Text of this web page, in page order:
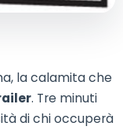
la calamita che
. Tre minuti
di chi occuperà